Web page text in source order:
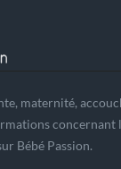
maternité,
concernant
Bébé Passion.